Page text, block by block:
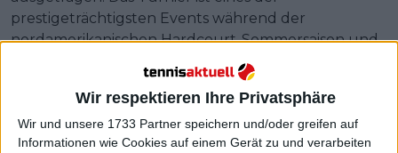
Wir respektieren Ihre Privatsphäre
Wir und unsere 1733 Partner speichern und/oder greifen auf
Informationen wie Cookies auf einem Gerät zu und verarbeiten
prestigeträchtigsten Events während der
nordamerikanischen Hardcourt-Sommersaison und
kann auf eine reiche Geschichte von Champions wie
Roger Federer und Rafael Nadal bis hin zu Andy
Murray und dem Sieger von 2023, Jannik Sinner,
zurückblicken.